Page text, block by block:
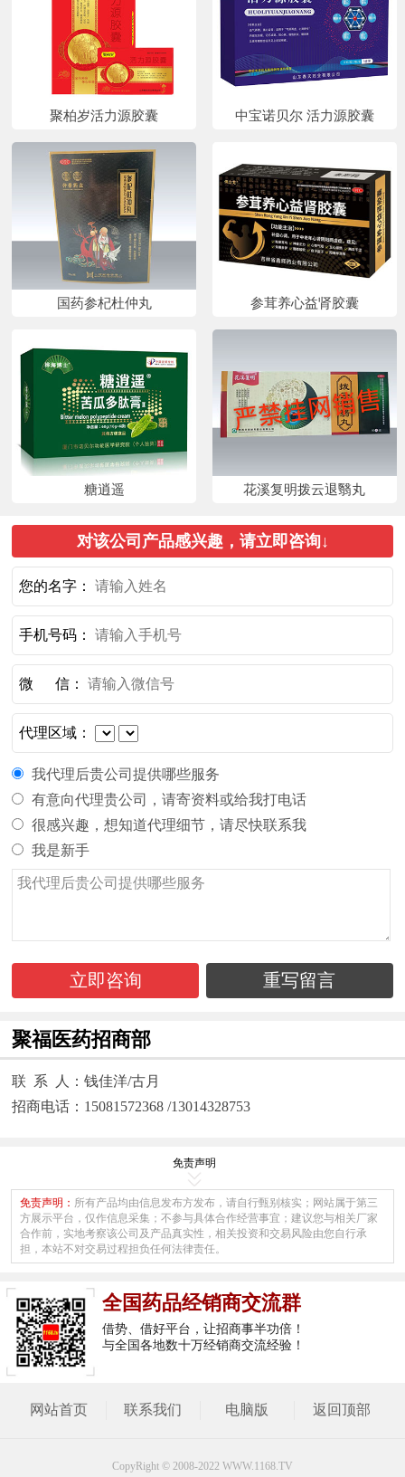
聚柏岁活力源胶囊 中宝诺贝尔 活力源胶囊
国药参杞杜仲丸 参茸养心益肾胶囊
糖逍遥 花溪复明拨云退翳丸
对该公司产品感兴趣，请立即咨询↓
您的名字：
手机号码：
微 信：
代理区域：
我代理后贵公司提供哪些服务
有意向代理贵公司，请寄资料或给我打电话
很感兴趣，想知道代理细节，请尽快联系我
我是新手
立即咨询 重写留言
聚福医药招商部
联 系 人：钱佳洋/古月
招商电话：15081572368 /13014328753
免责声明
免责声明： 所有产品均由信息发布方发布，请自行甄别核实；网站属于第三
方展示平台，仅作信息采集；不参与具体合作经营事宜；建议您与相关厂家
合作前，实地考察该公司及产品真实性，相关投资和交易风险由您自行承
担，本站不对交易过程担负任何法律责任。
全国药品经销商交流群
借势、借好平台，让招商事半功倍！
与全国各地数十万经销商交流经验！
网站首页 联系我们 电脑版 返回顶部
CopyRight © 2008-2022 WWW.1168.TV